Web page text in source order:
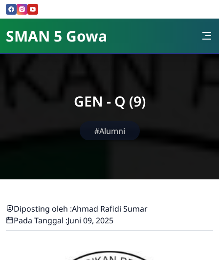
Skip to Content
SMAN 5 Gowa
GEN - Q (9)
#Alumni
Diposting oleh :Ahmad Rafidi Sumar
Pada Tanggal :Juni 09, 2025